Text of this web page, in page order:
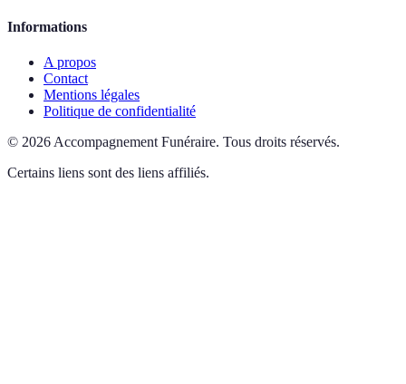
Informations
A propos
Contact
Mentions légales
Politique de confidentialité
© 2026 Accompagnement Funéraire. Tous droits réservés.
Certains liens sont des liens affiliés.